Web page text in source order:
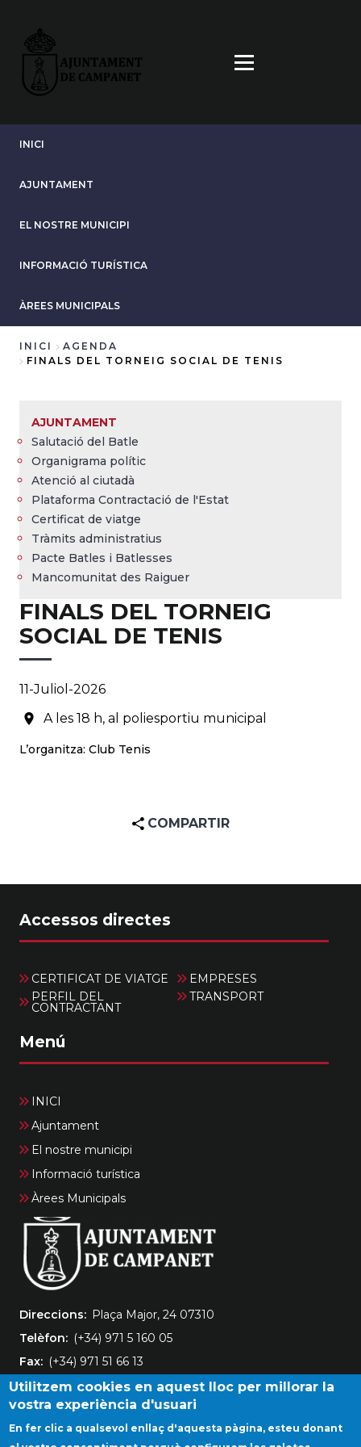
contingut
INICI
AJUNTAMENT
EL NOSTRE MUNICIPI
INFORMACIÓ TURÍSTICA
ÀREES MUNICIPALS
INICI
AGENDA
FINALS DEL TORNEIG SOCIAL DE TENIS
AJUNTAMENT
Salutació del Batle
Organigrama polític
Atenció al ciutadà
Plataforma Contractació de l'Estat
Certificat de viatge
Tràmits administratius
Pacte Batles i Batlesses
Mancomunitat des Raiguer
FINALS DEL TORNEIG
SOCIAL DE TENIS
11-Juliol-2026
A les 18 h, al poliesportiu municipal
L’organitza: Club Tenis
COMPARTIR
Accessos directes
CERTIFICAT DE VIATGE
EMPRESES
PERFIL DEL
CONTRACTANT
TRANSPORT
Menú
INICI
Ajuntament
El nostre municipi
Informació turística
Àrees Municipals
Direccions
Plaça Major, 24 07310
Telèfon
(+34) 971 5 160 05
Fax
(+34) 971 51 66 13
Utilitzem cookies en aquest lloc per millorar la
vostra experiència d'usuari
En fer clic a qualsevol enllaç d'aquesta pàgina, esteu donant